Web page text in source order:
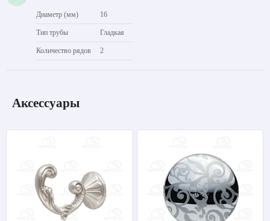
Диаметр (мм) 16
Тип трубы Гладкая
Количество рядов 2
Аксессуары